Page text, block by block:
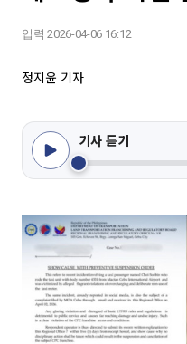
입력 2026-04-06 16:12
정지윤 기자
기사 듣기